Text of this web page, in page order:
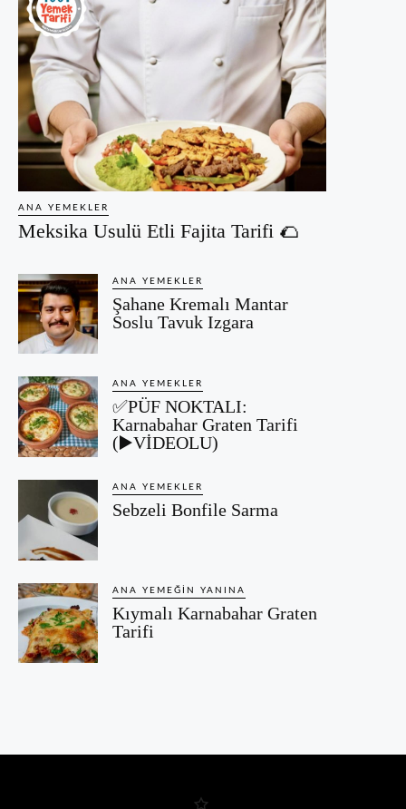
ANA YEMEKLER
Meksika Usulü Etli Fajita Tarifi 🌮
ANA YEMEKLER
Şahane Kremalı Mantar
Soslu Tavuk Izgara
ANA YEMEKLER
✅PÜF NOKTALI:
Karnabahar Graten Tarifi
(▶️VİDEOLU)
ANA YEMEKLER
Sebzeli Bonfile Sarma
ANA YEMEĞIN YANINA
Kıymalı Karnabahar Graten
Tarifi